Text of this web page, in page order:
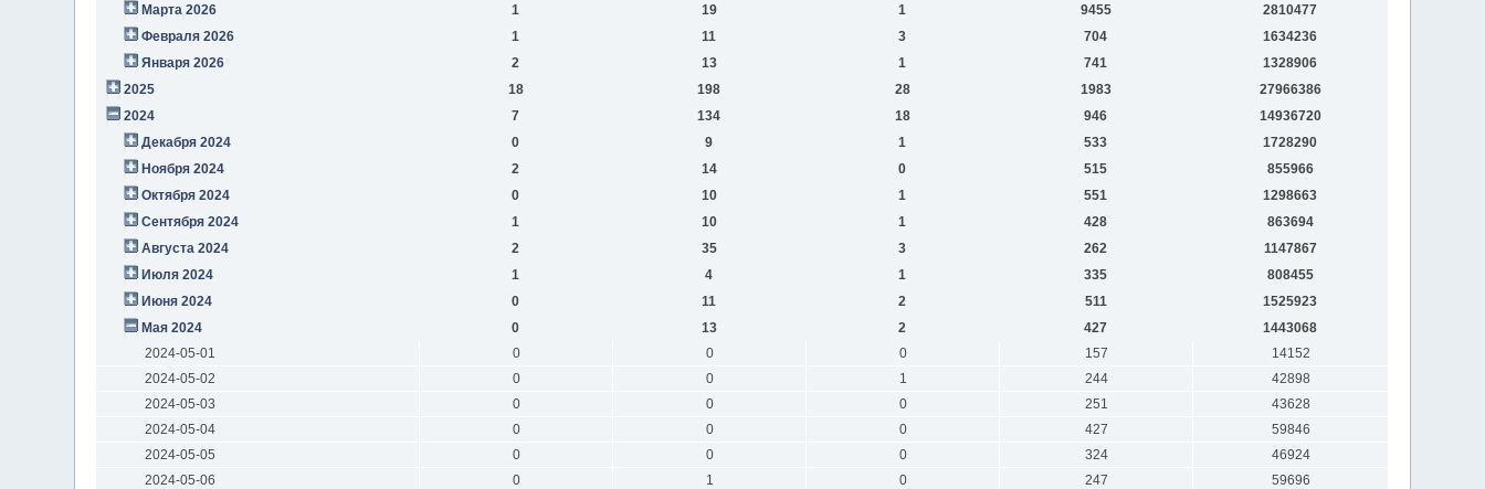
Марта 2026
1 19 1 9455
2810477
Февраля 2026
1 11 3 704
1634236
Января 2026
2 13 1 741
1328906
2025
18 198 28 1983
27966386
2024
7 134 18 946
14936720
Декабря 2024
0 9 1 533
1728290
Ноября 2024
2 14 0 515
855966
Октября 2024
0 10 1 551
1298663
Сентября 2024
1 10 1 428
863694
Августа 2024
2 35 3 262
1147867
Июля 2024
1 4 1 335
808455
Июня 2024
0 11 2 511
1525923
Мая 2024
0 13 2 427
1443068
2024-05-01
0 0 0 157
14152
2024-05-02
0 0 1 244
42898
2024-05-03
0 0 0 251
43628
2024-05-04
0 0 0 427
59846
2024-05-05
0 0 0 324
46924
2024-05-06
0 1 0 247
59696